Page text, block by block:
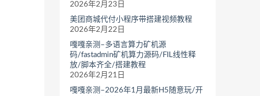
2026年2月23日
美团商城代付小程序带搭建视频教程
2026年2月22日
嘎嘎亲测–多语言算力矿机源
码/fastadmin矿机算力源码/FIL线性释
放/脚本齐全/搭建教程
2026年2月21日
嘎嘎亲测–2026年1月最新H5随意玩/开